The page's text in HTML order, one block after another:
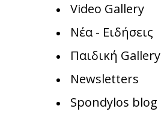
Video Gallery
Νέα - Ειδήσεις
Παιδική Gallery
Newsletters
Spondylos blog